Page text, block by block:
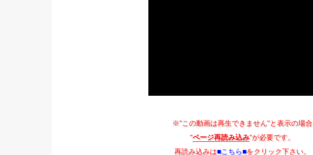
※"この動画は再生できません"と表示の場合
"ページ再読み込み"が必要です。
再読み込みは■こちら■をクリック下さい。